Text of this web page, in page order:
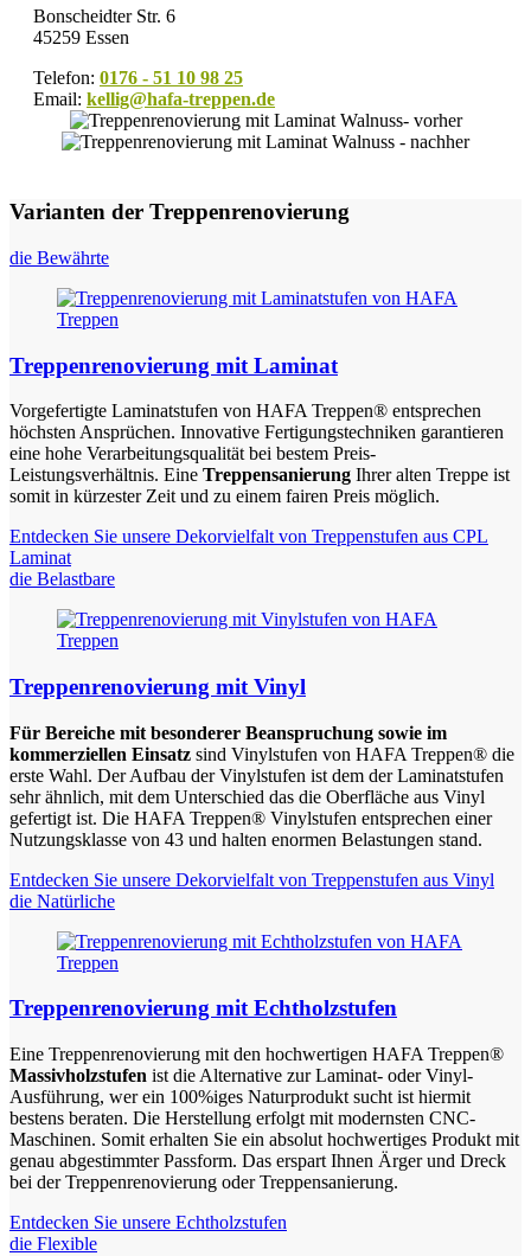
Bonscheidter Str. 6
45259 Essen
Telefon: 0176 - 51 10 98 25
Email: kellig@hafa-treppen.de
Varianten der Treppenrenovierung
die Bewährte
Treppenrenovierung mit Laminat
Vorgefertigte Laminatstufen von HAFA Treppen® entsprechen
höchsten Ansprüchen. Innovative Fertigungstechniken garantieren
eine hohe Verarbeitungsqualität bei bestem Preis-
Leistungsverhältnis. Eine Treppensanierung Ihrer alten Treppe ist
somit in kürzester Zeit und zu einem fairen Preis möglich.
Entdecken Sie unsere Dekorvielfalt von Treppenstufen aus CPL
Laminat
die Belastbare
Treppenrenovierung mit Vinyl
Für Bereiche mit besonderer Beanspruchung sowie im
kommerziellen Einsatz sind Vinylstufen von HAFA Treppen® die
erste Wahl. Der Aufbau der Vinylstufen ist dem der Laminatstufen
sehr ähnlich, mit dem Unterschied das die Oberfläche aus Vinyl
gefertigt ist. Die HAFA Treppen® Vinylstufen entsprechen einer
Nutzungsklasse von 43 und halten enormen Belastungen stand.
Entdecken Sie unsere Dekorvielfalt von Treppenstufen aus Vinyl
die Natürliche
Treppenrenovierung mit Echtholzstufen
Eine Treppenrenovierung mit den hochwertigen HAFA Treppen®
Massivholzstufen ist die Alternative zur Laminat- oder Vinyl-
Ausführung, wer ein 100%iges Naturprodukt sucht ist hiermit
bestens beraten. Die Herstellung erfolgt mit modernsten CNC-
Maschinen. Somit erhalten Sie ein absolut hochwertiges Produkt mit
genau abgestimmter Passform. Das erspart Ihnen Ärger und Dreck
bei der Treppenrenovierung oder Treppensanierung.
Entdecken Sie unsere Echtholzstufen
die Flexible